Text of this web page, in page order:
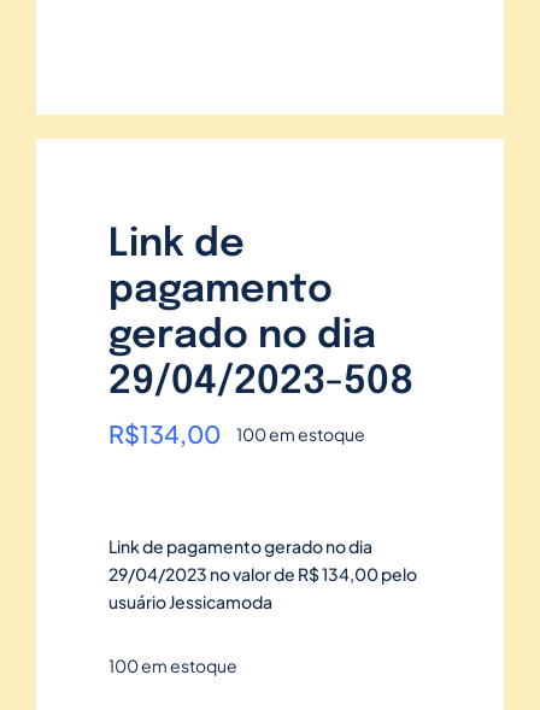
Link de
pagamento
gerado no dia
29/04/2023-508
R$134,00 100 em estoque
Link de pagamento gerado no dia
29/04/2023 no valor de R$ 134,00 pelo
usuário Jessicamoda
100 em estoque